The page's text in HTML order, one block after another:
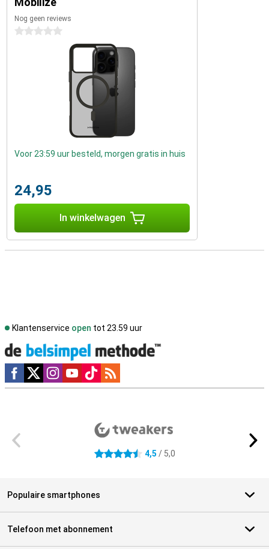
Nog geen reviews
0 sterren
Voor 23:59 uur besteld, morgen gratis in huis
24,95
In winkelwagen
Klantenservice open tot 23.59 uur
Social media
4.5 sterren 4,5 / 5,0
Populaire smartphones
Telefoon met abonnement